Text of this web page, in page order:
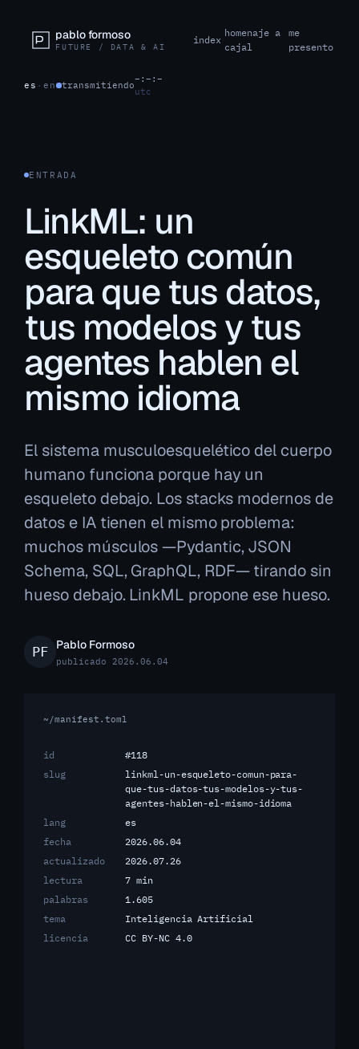
pablo formoso
FUTURE / DATA & AI
index
homenaje a
cajal
me
presento
es ·en transmitiendo
–:–:–
utc
ENTRADA
LinkML: un
esqueleto común
para que tus datos,
tus modelos y tus
agentes hablen el
mismo idioma
El sistema musculoesquelético del cuerpo
humano funciona porque hay un
esqueleto debajo. Los stacks modernos de
datos e IA tienen el mismo problema:
muchos músculos —Pydantic, JSON
Schema, SQL, GraphQL, RDF— tirando sin
hueso debajo. LinkML propone ese hueso.
Pablo Formoso
publicado 2026.06.04
~/manifest.toml
id
#118
slug
linkml-un-esqueleto-comun-para-
que-tus-datos-tus-modelos-y-tus-
agentes-hablen-el-mismo-idioma
lang
es
fecha
2026.06.04
actualizado
2026.07.26
lectura
7 min
palabras
1.605
tema
Inteligencia Artificial
licencia
CC BY-NC 4.0